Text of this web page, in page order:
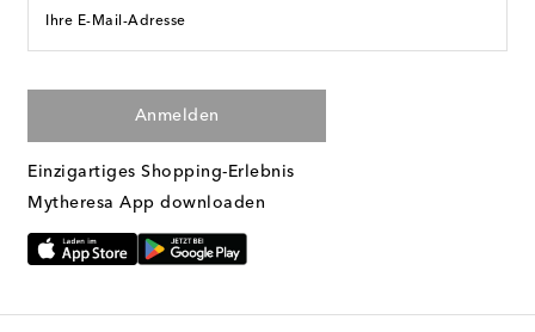
Ihre E-Mail-Adresse
Anmelden
Einzigartiges Shopping-Erlebnis
Mytheresa App downloaden